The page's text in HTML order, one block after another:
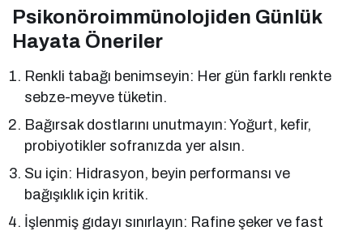
Psikonöroimmünolojiden Günlük
Hayata Öneriler
Renkli tabağı benimseyin: Her gün farklı renkte
sebze-meyve tüketin.
Bağırsak dostlarını unutmayın: Yoğurt, kefir,
probiyotikler sofranızda yer alsın.
Su için: Hidrasyon, beyin performansı ve
bağışıklık için kritik.
İşlenmiş gıdayı sınırlayın: Rafine şeker ve fast